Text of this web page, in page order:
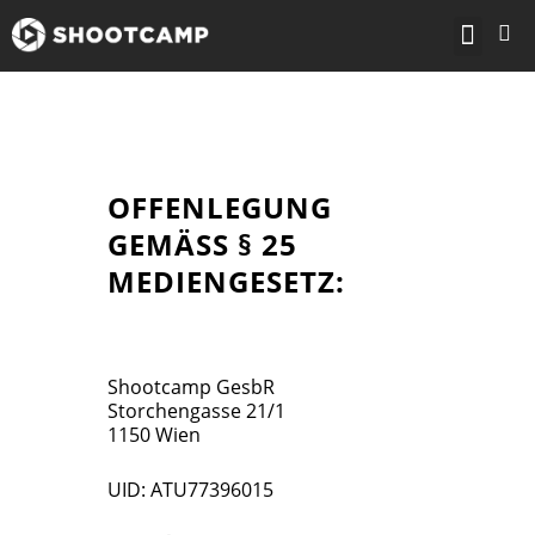
OFFENLEGUNG
GEMÄSS § 25
MEDIENGESETZ:
Shootcamp GesbR
Storchengasse 21/1
1150 Wien
UID: ATU77396015